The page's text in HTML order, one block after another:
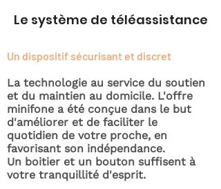
Le système de téléassistance
Un dispositif sécurisant et discret
La technologie au service du soutien
et du maintien au domicile. L'offre
minifone a été conçue dans le but
d'améliorer et de faciliter le
quotidien de votre proche, en
favorisant son indépendance.
Un boitier et un bouton suffisent à
votre tranquillité d'esprit.